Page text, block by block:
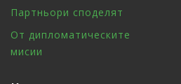
Партньори споделят
От дипломатическите
мисии